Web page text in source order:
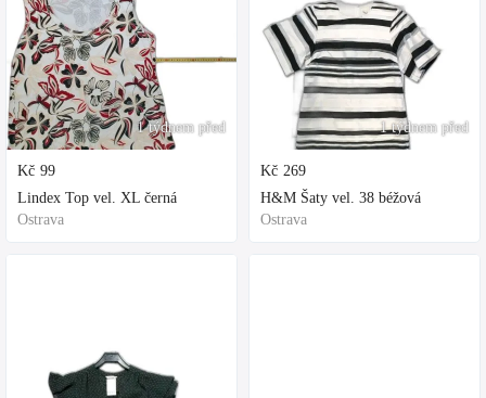
1 týdnem před
Kč 99
Lindex Top vel. XL černá
Ostrava
1 týdnem před
Kč 269
H&M Šaty vel. 38 béžová
Ostrava